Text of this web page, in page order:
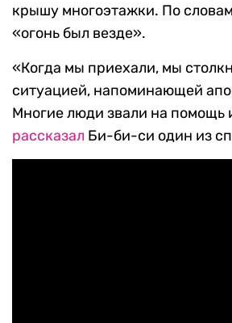
крышу многоэтажки. По
«огонь был везде».
«Когда мы приехали, мы
ситуацией, напоминающей
Многие люди звали на помощь
рассказал Би-би-си один из